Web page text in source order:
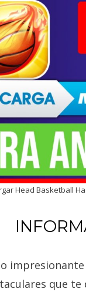
Head Basketball
que